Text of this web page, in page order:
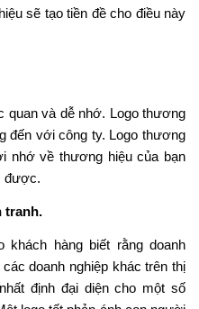
sẽ tạo tiền đề cho điều này
quan và dễ nhớ. Logo thương
đến với công ty. Logo thương
nhớ về thương hiệu của bạn
được.
tranh.
khách hàng biết rằng doanh
doanh nghiệp khác trên thị
định đại diện cho một số